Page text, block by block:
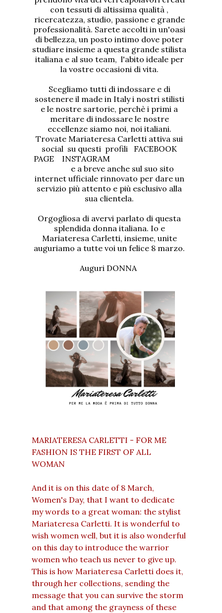
con tessuti di altissima qualità ,
ricercatezza, studio, passione e grande
professionalità. Sarete accolti in un'oasi
di bellezza, un posto intimo dove poter
studiare insieme a questa grande stilista
italiana e al suo team, l'abito ideale per
la vostre occasioni di vita.
Scegliamo tutti di indossare e di
sostenere il made in Italy i nostri stilisti
e le nostre sartorie, perchè i primi a
meritare di indossare le nostre
eccellenze siamo noi, noi italiani.
Trovate Mariateresa Carletti attiva sui
social su questi profili
FACEBOOK
PAGE
INSTAGRAM
e a breve anche sul suo sito
internet ufficiale rinnovato per dare un
servizio più attento e più esclusivo alla
sua clientela.
Orgogliosa di avervi parlato di questa
splendida donna italiana. Io e
Mariateresa Carletti, insieme, unite
auguriamo a tutte voi un felice 8 marzo.
Auguri DONNA
MARIATERESA CARLETTI - FOR ME
FASHION IS THE FIRST OF ALL
WOMAN
And it is on this date of 8 March,
Women's Day, that I want to dedicate
my words to a great woman: the stylist
Mariateresa Carletti. It is wonderful to
wish women well, but it is also wonderful
on this day to introduce the warrior
women who teach us never to give up.
This is how Mariateresa Carletti does it,
through her collections, sending the
message that you can survive the storm
and that among the grayness of these